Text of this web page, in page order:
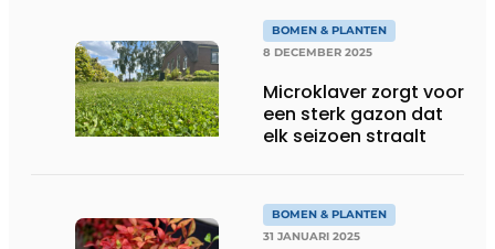
BOMEN & PLANTEN
8 DECEMBER 2025
Microklaver zorgt voor
een sterk gazon dat
elk seizoen straalt
BOMEN & PLANTEN
31 JANUARI 2025